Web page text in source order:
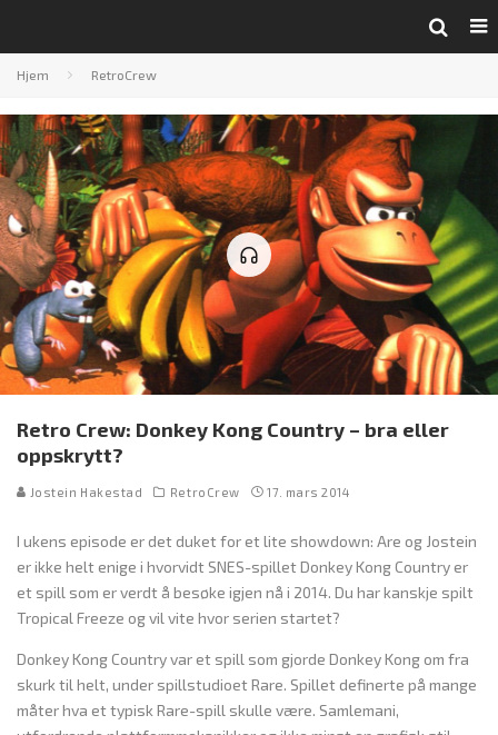
Hjem RetroCrew
Retro Crew: Donkey Kong Country – bra eller
oppskrytt?
Jostein Hakestad RetroCrew 17. mars 2014
I ukens episode er det duket for et lite showdown: Are og Jostein
er ikke helt enige i hvorvidt SNES-spillet Donkey Kong Country er
et spill som er verdt å besøke igjen nå i 2014. Du har kanskje spilt
Tropical Freeze og vil vite hvor serien startet?
Donkey Kong Country var et spill som gjorde Donkey Kong om fra
skurk til helt, under spillstudioet Rare. Spillet definerte på mange
måter hva et typisk Rare-spill skulle være. Samlemani,